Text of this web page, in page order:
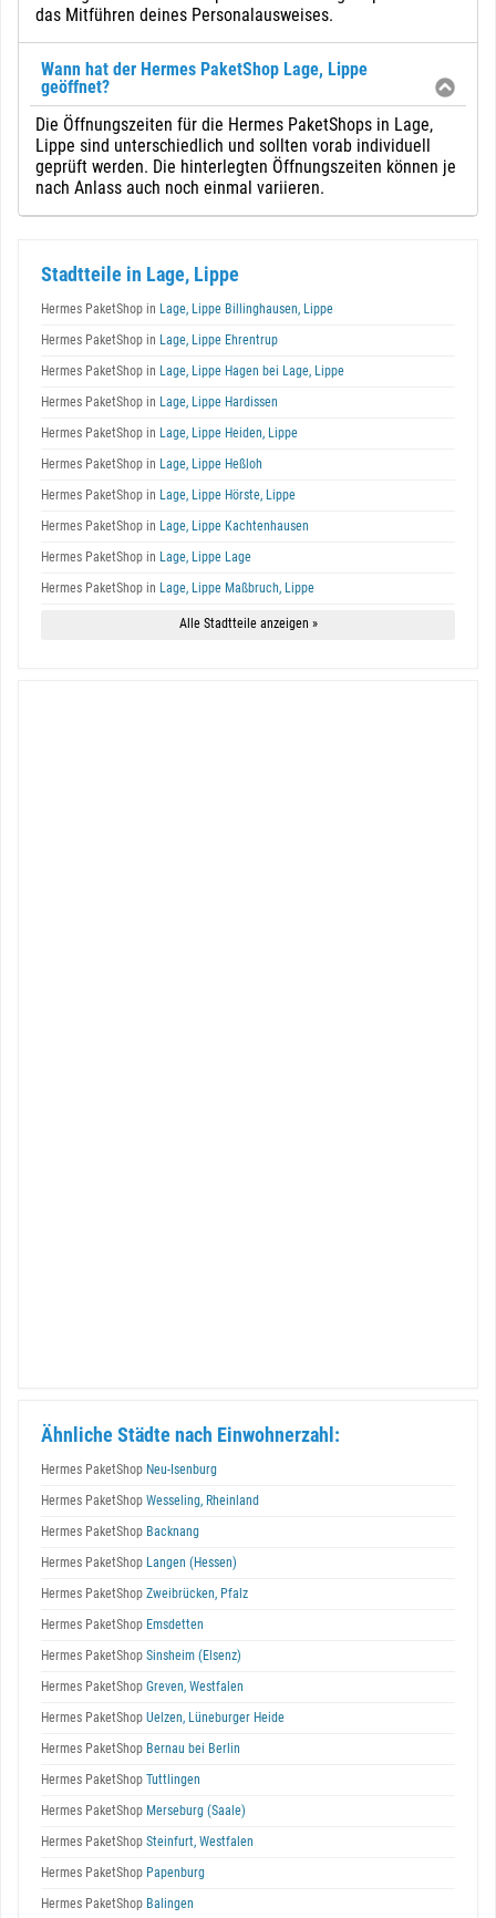
das Mitführen deines Personalausweises.
Wann hat der Hermes PaketShop Lage, Lippe
geöffnet?
Die Öffnungszeiten für die Hermes PaketShops in Lage,
Lippe sind unterschiedlich und sollten vorab individuell
geprüft werden. Die hinterlegten Öffnungszeiten können je
nach Anlass auch noch einmal variieren.
Stadtteile in Lage, Lippe
Hermes PaketShop in Lage, Lippe Billinghausen, Lippe
Hermes PaketShop in Lage, Lippe Ehrentrup
Hermes PaketShop in Lage, Lippe Hagen bei Lage, Lippe
Hermes PaketShop in Lage, Lippe Hardissen
Hermes PaketShop in Lage, Lippe Heiden, Lippe
Hermes PaketShop in Lage, Lippe Heßloh
Hermes PaketShop in Lage, Lippe Hörste, Lippe
Hermes PaketShop in Lage, Lippe Kachtenhausen
Hermes PaketShop in Lage, Lippe Lage
Hermes PaketShop in Lage, Lippe Maßbruch, Lippe
Alle Stadtteile anzeigen »
Ähnliche Städte nach Einwohnerzahl:
Hermes PaketShop Neu-Isenburg
Hermes PaketShop Wesseling, Rheinland
Hermes PaketShop Backnang
Hermes PaketShop Langen (Hessen)
Hermes PaketShop Zweibrücken, Pfalz
Hermes PaketShop Emsdetten
Hermes PaketShop Sinsheim (Elsenz)
Hermes PaketShop Greven, Westfalen
Hermes PaketShop Uelzen, Lüneburger Heide
Hermes PaketShop Bernau bei Berlin
Hermes PaketShop Tuttlingen
Hermes PaketShop Merseburg (Saale)
Hermes PaketShop Steinfurt, Westfalen
Hermes PaketShop Papenburg
Hermes PaketShop Balingen